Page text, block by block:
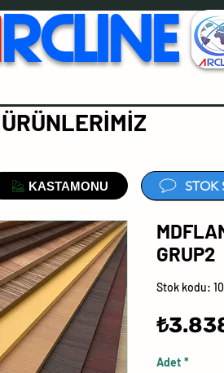
RCLINE
GRUP2
Stok kodu:
Adet *
KASTAMONU
ÜRÜNLERİMİZ
STOK